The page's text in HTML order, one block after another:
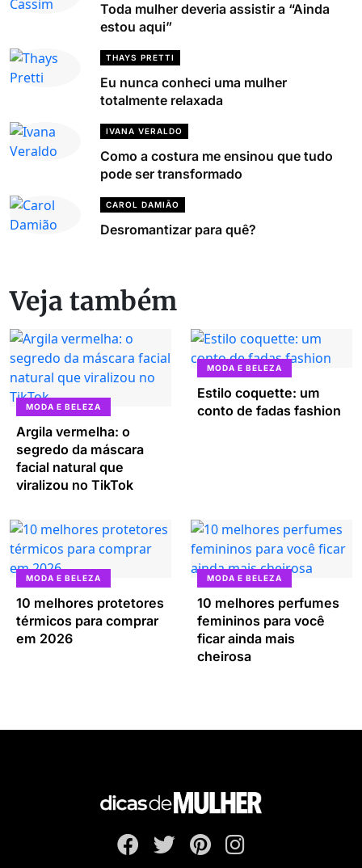
Toda mulher deveria assistir a “Ainda
estou aqui”
THAYS PRETTI
Eu nunca conheci uma mulher
totalmente relaxada
IVANA VERALDO
Como a costura me ensinou que tudo
pode ser transformado
CAROL DAMIÃO
Desromantizar para quê?
Veja também
MODA E BELEZA
Argila vermelha: o
segredo da máscara
facial natural que
viralizou no TikTok
MODA E BELEZA
Estilo coquette: um
conto de fadas fashion
MODA E BELEZA
10 melhores protetores
térmicos para comprar
em 2026
MODA E BELEZA
10 melhores perfumes
femininos para você
ficar ainda mais
cheirosa